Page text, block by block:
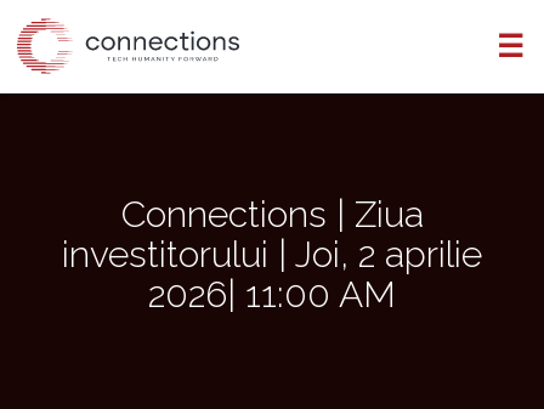
Skip
to
☰
Connections | Ziua
investitorului | Joi, 2 aprilie
2026| 11:00 AM